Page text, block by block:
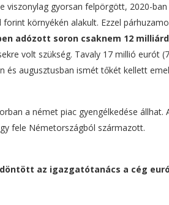
viszonylag gyorsan felpörgött, 2020-
környékén alakult. Ezzel
adózott soron csaknem 12
volt szükség. Tavaly 17 millió eurót
és augusztusban ismét tőkét kellett
a német piac gyengélkedése állhat.
fele Németországból származott.
az igazgatótanács a cég